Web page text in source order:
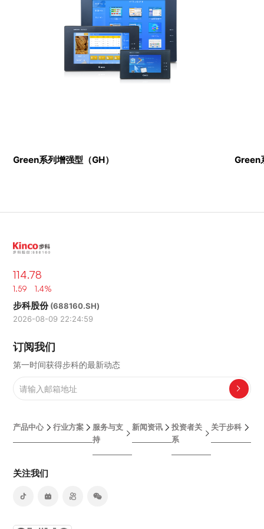
Green系列增强型（GH） Green
114.78
1.59 1.4%
步科股份(688160.SH)
2026-08-09 22:24:59
订阅我们
第一时间获得步科的最新动态
产品中心 行业方案
服务与支
持
新闻资讯
投资者关
系
关于步科
关注我们